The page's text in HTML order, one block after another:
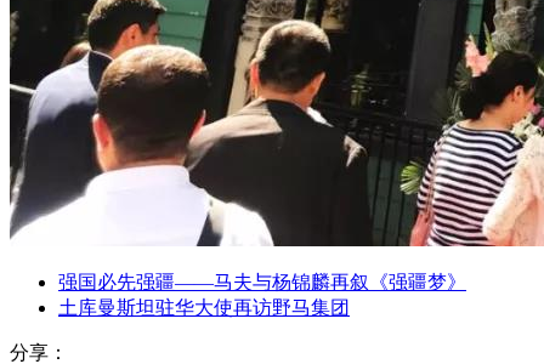
强国必先强疆——马夫与杨锦麟再叙《强疆梦》
土库曼斯坦驻华大使再访野马集团
分享：